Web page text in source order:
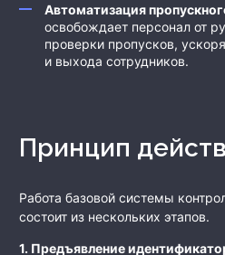
Автоматизация
освобождает персонал от
проверки пропусков,
и выхода сотрудников.
Принцип
Работа базовой системы
состоит из нескольких этапов.
1. Предъявление